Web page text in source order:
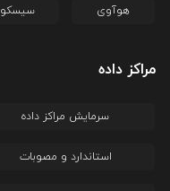
هوآوی سیسکو
مراکز داده
سرمایش مراکز داده
استاندارد و مصوبات